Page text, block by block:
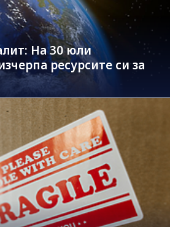
На 30 юли
ресурсите си за